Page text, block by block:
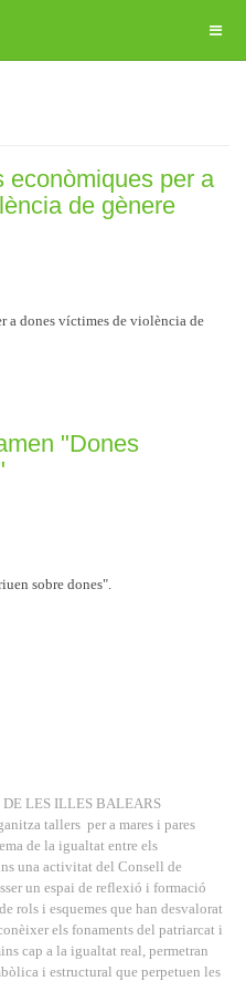
econòmiques per a
de gènere
a dones víctimes de violència de
"Dones
sobre dones".
DE LES ILLES BALEARS
tallers per a mares i pares
de la igualtat entre els
una activitat del Consell de
un espai de reflexió i formació
rols i esquemes que han desvalorat
els fonaments del patriarcat i
cap a la igualtat real, permetran
i estructural que perpetuen les